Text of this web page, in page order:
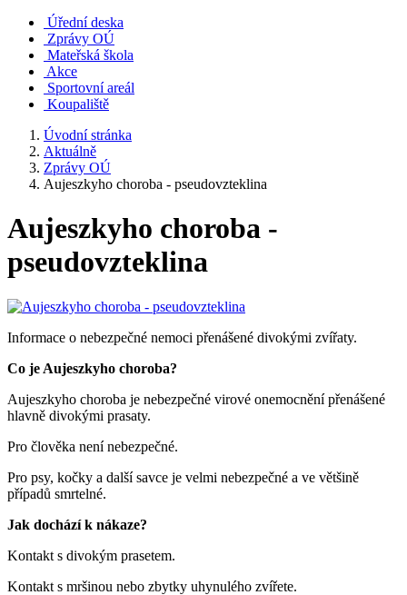
Úřední deska
Zprávy OÚ
Mateřská škola
Akce
Sportovní areál
Koupaliště
Úvodní stránka
Aktuálně
Zprávy OÚ
Aujeszkyho choroba - pseudovzteklina
Aujeszkyho choroba -
pseudovzteklina
Informace o nebezpečné nemoci přenášené divokými zvířaty.
Co je Aujeszkyho choroba?
Aujeszkyho choroba je nebezpečné virové onemocnění přenášené
hlavně divokými prasaty.
Pro člověka není nebezpečné.
Pro psy, kočky a další savce je velmi nebezpečné a ve většině
případů smrtelné.
Jak dochází k nákaze?
Kontakt s divokým prasetem.
Kontakt s mršinou nebo zbytky uhynulého zvířete.